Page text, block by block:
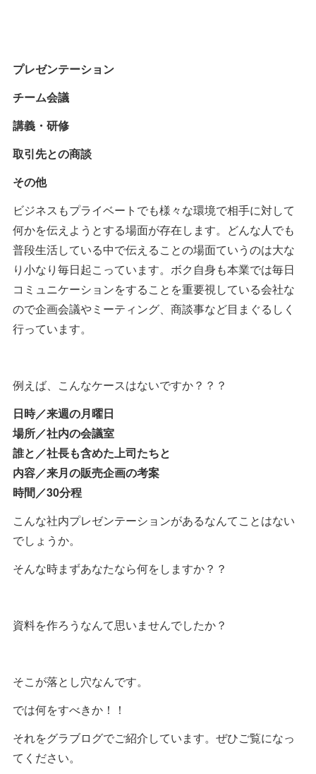
プレゼンテーション
チーム会議
講義・研修
取引先との商談
その他
ビジネスもプライベートでも様々な環境で相手に対して
何かを伝えようとする場面が存在します。どんな人でも
普段生活している中で伝えることの場面ていうのは大な
り小なり毎日起こっています。ボク自身も本業では毎日
コミュニケーションをすることを重要視している会社な
ので企画会議やミーティング、商談事など目まぐるしく
行っています。
例えば、こんなケースはないですか？？？
日時／来週の月曜日
場所／社内の会議室
誰と／社長も含めた上司たちと
内容／来月の販売企画の考案
時間／30分程
こんな社内プレゼンテーションがあるなんてことはない
でしょうか。
そんな時まずあなたなら何をしますか？？
資料を作ろうなんて思いませんでしたか？
そこが落とし穴なんです。
では何をすべきか！！
それをグラブログでご紹介しています。ぜひご覧になっ
てください。